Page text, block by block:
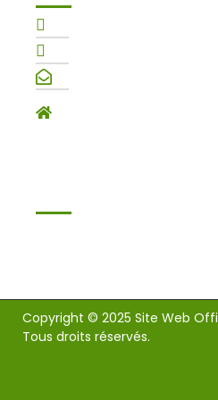
Copyright © 2025 Site Web
Tous droits réservés.